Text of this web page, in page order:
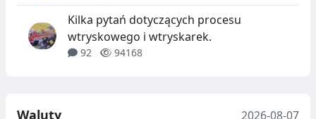
Kilka pytań dotyczących procesu
wtryskowego i wtryskarek.
92 94168
Waluty
2026-08-07